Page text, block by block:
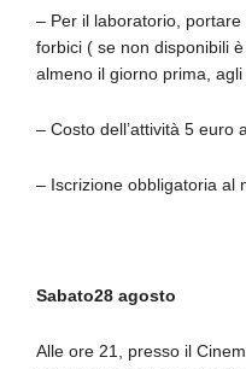
– Per il laboratorio, portare
forbici ( se non disponibili
almeno il giorno prima,
– Costo dell’attività 5 euro
– Iscrizione obbligatoria al
Sabato28 agosto
Alle ore 21, presso il